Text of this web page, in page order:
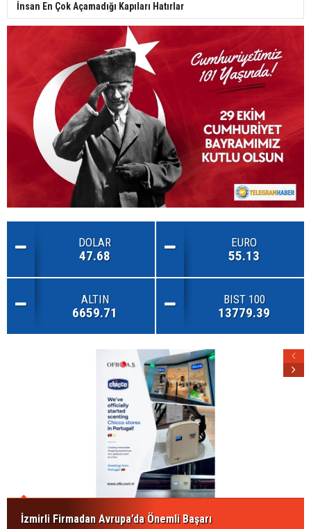
İnsan En Çok Açamadığı Kapıları Hatırlar
DOLAR
47.68
EURO
55.13
ALTIN
6659.71
BIST 100
13779.39
İzmirli Firmadan Avrupa’da Önemli Başarı